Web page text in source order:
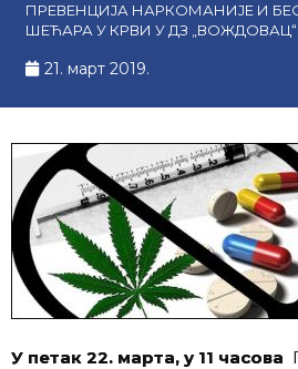
ПРЕВЕНЦИЈА НАРКОМАНИЈЕ И
ШЕЋАРА У КРВИ У ДЗ „ВОЖДОВАЦ“
21. март 2019.
У петак 22. марта, у 11 часова